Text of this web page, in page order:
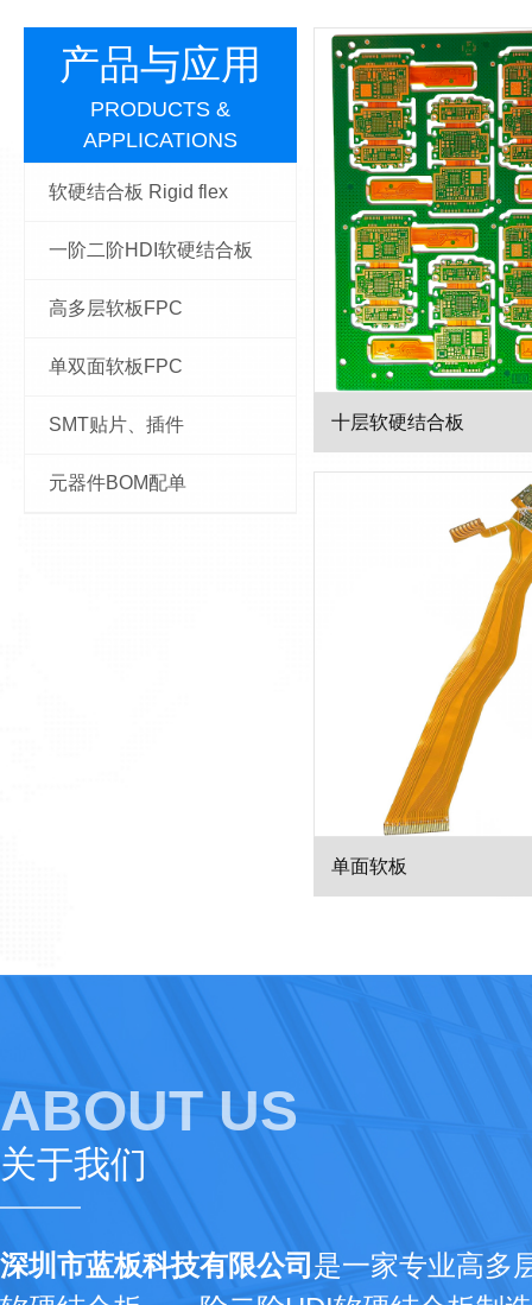
产品与应用
PRODUCTS &
APPLICATIONS
软硬结合板 Rigid flex
一阶二阶HDI软硬结合板
高多层软板FPC
单双面软板FPC
SMT贴片、插件
元器件BOM配单
十层软硬结合板
单面软板
ABOUT US
关于我们
深圳市蓝板科技有限公司 是一家专业高多